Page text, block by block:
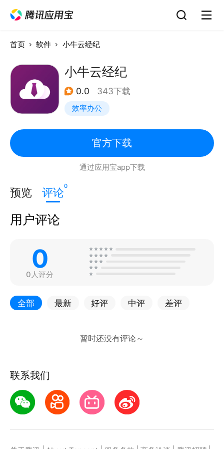
首页 软件 小牛云经纪
小牛云经纪
0.0 343下载
效率办公
官方下载
通过应用宝app下载
预览 评论0
用户评论
0
0人评分
全部 最新 好评 中评 差评
联系我们